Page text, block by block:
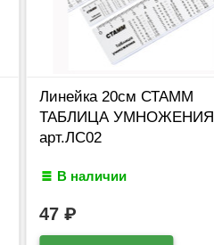
Линейка 20см СТАММ
ТАБЛИЦА УМНОЖЕНИЯ
арт.ЛС02
В наличии
47₽